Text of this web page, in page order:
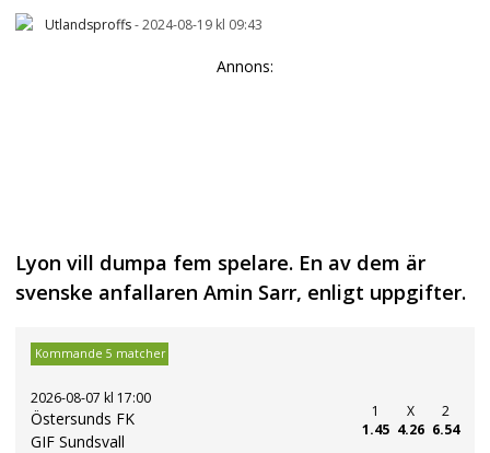
Utlandsproffs-2024-08-19 kl 09:43
Annons:
Lyon vill dumpa fem spelare. En av dem är
svenske anfallaren Amin Sarr, enligt uppgifter.
Kommande 5 matcher
2026-08-07 kl 17:00
Östersunds FK
GIF Sundsvall
1
1.45
X
4.26
2
6.54